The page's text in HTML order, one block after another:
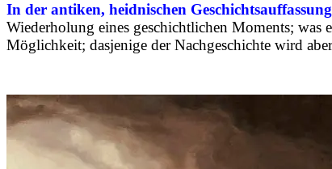
In der antiken, heidnischen
Wiederholung eines geschichtlichen Moments; was
Möglichkeit; dasjenige der Nachgeschichte wird